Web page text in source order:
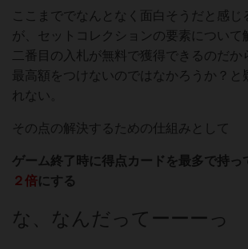
ここまででなんとなく面白そうだと感じ
が、セットコレクションの要素について
二番目の入札が無料で獲得できるのだか
最高額をつけないのではなかろうか？と
れない。
その点の解決するための仕組みとして
ゲーム終了時に得点カードを最多で持っ
２倍 にする
な、なんだってーーーっ